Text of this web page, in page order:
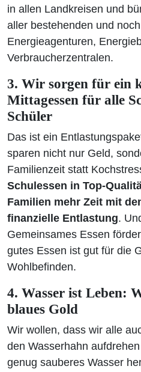
in allen Landkreisen und
aller bestehenden und
Energieagenturen,
Verbraucherzentralen.
3. Wir sorgen für ein
Mittagessen für alle
Schüler
Das ist ein
sparen nicht nur Geld,
Familienzeit statt
Schulessen in Top-
Familien mehr Zeit mit
finanzielle Entlastung.
Gemeinsames Essen
gutes Essen ist gut für die
Wohlbefinden.
4. Wasser ist Leben:
blaues Gold
Wir wollen, dass wir alle
den Wasserhahn
genug sauberes Wasser